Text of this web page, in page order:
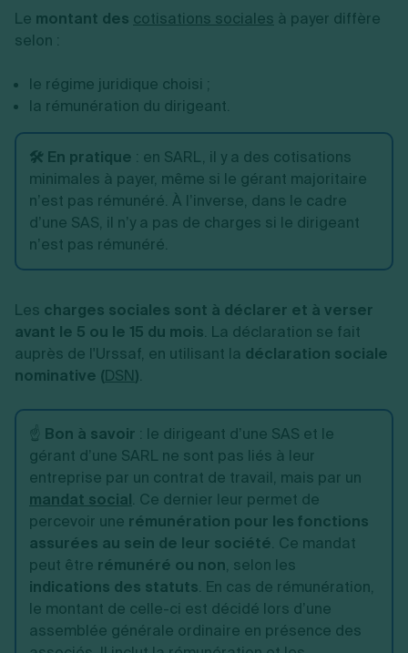
Le montant des cotisations sociales à payer diffère
selon :
le régime juridique choisi ;
la rémunération du dirigeant.
🛠️ En pratique : en SARL, il y a des cotisations
minimales à payer, même si le gérant majoritaire
n’est pas rémunéré. À l’inverse, dans le cadre
d’une SAS, il n’y a pas de charges si le dirigeant
n’est pas rémunéré.
Les charges sociales sont à déclarer et à verser
avant le 5 ou le 15 du mois. La déclaration se fait
auprès de l'Urssaf, en utilisant la déclaration sociale
nominative (DSN).
☝️ Bon à savoir : le dirigeant d’une SAS et le
gérant d’une SARL ne sont pas liés à leur
entreprise par un contrat de travail, mais par un
mandat social. Ce dernier leur permet de
percevoir une rémunération pour les fonctions
assurées au sein de leur société. Ce mandat
peut être rémunéré ou non, selon les
indications des statuts. En cas de rémunération,
le montant de celle-ci est décidé lors d’une
assemblée générale ordinaire en présence des